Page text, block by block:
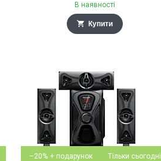
В наявності
Купити
–20% Тільки сьогодні